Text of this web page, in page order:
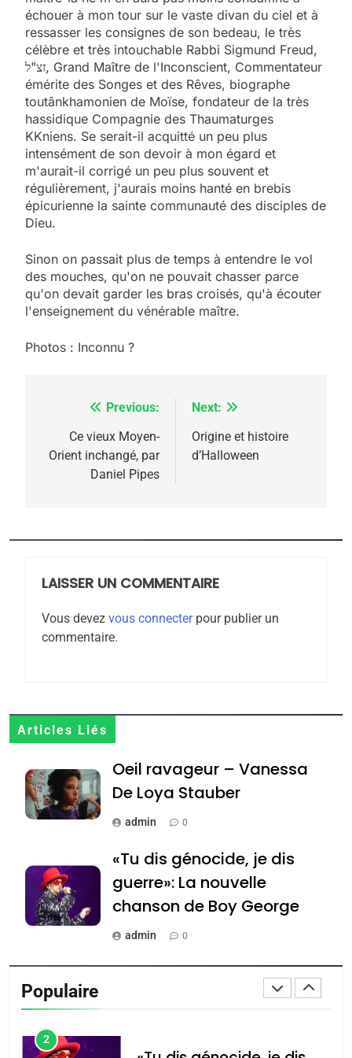
échouer à mon tour sur le vaste divan du ciel et à
ressasser les consignes de son bedeau, le très
célèbre et très intouchable Rabbi Sigmund Freud,
זצ"ל, Grand Maître de l'Inconscient, Commentateur
émérite des Songes et des Rêves, biographe
toutânkhamonien de Moïse, fondateur de la très
hassidique Compagnie des Thaumaturges
KKniens. Se serait-il acquitté un peu plus
intensément de son devoir à mon égard et
m'aurait-il corrigé un peu plus souvent et
régulièrement, j'aurais moins hanté en brebis
épicurienne la sainte communauté des disciples de
Dieu.
Sinon on passait plus de temps à entendre le vol
des mouches, qu'on ne pouvait chasser parce
qu'on devait garder les bras croisés, qu'à écouter
l'enseignement du vénérable maître.
Photos : Inconnu ?
Navigation
l’article
Previous:
Ce vieux Moyen-
Orient inchangé, par
Daniel Pipes
Next:
Origine et histoire
d’Halloween
LAISSER UN COMMENTAIRE
Vous devez vous connecterpour publier un
commentaire.
Articles Liés
Oeil ravageur – Vanessa
De Loya Stauber
admin 0
«Tu dis génocide, je dis
guerre»: La nouvelle
chanson de Boy George
admin 0
Tout sur la Nostalgie
נשיא המדינה יצחק
Accords d’Isaac: l’alliance
Populaire
2025, l’année la plus
rapport d’ADL contre
FRANCE ISRAÉL
6
Zrihen-Dvir
7
Jacques Hadida
JUDAISME
Maroc : Les amandes de
Tafraout, le miel de Tadla
Azilal consacrés produits
du terroir
2